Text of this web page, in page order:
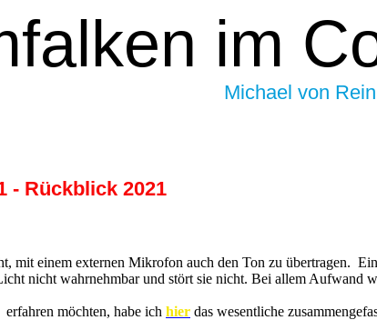
im
Michael von Rein
- Rückblick 2021
mit einem externen Mikrofon auch den Ton zu übertragen.
nicht wahrnehmbar und stört sie nicht. Bei allem Aufwand
möchten, habe ich hier das wesentliche